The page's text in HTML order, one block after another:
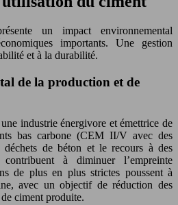
un impact environnemental
importants. Une gestion
et à la durabilité.
de la production et de
industrie énergivore et émettrice de
bas carbone (CEM II/V avec des
déchets de béton et le recours à des
à diminuer l’empreinte
de plus en plus strictes poussent à
avec un objectif de réduction des
ciment produite.